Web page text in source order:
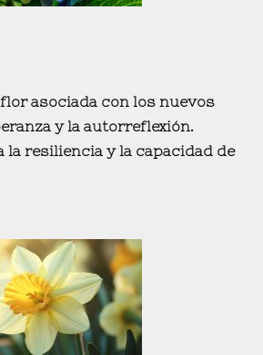
asociada con los nuevos
y la autorreflexión.
la resiliencia y la capacidad de